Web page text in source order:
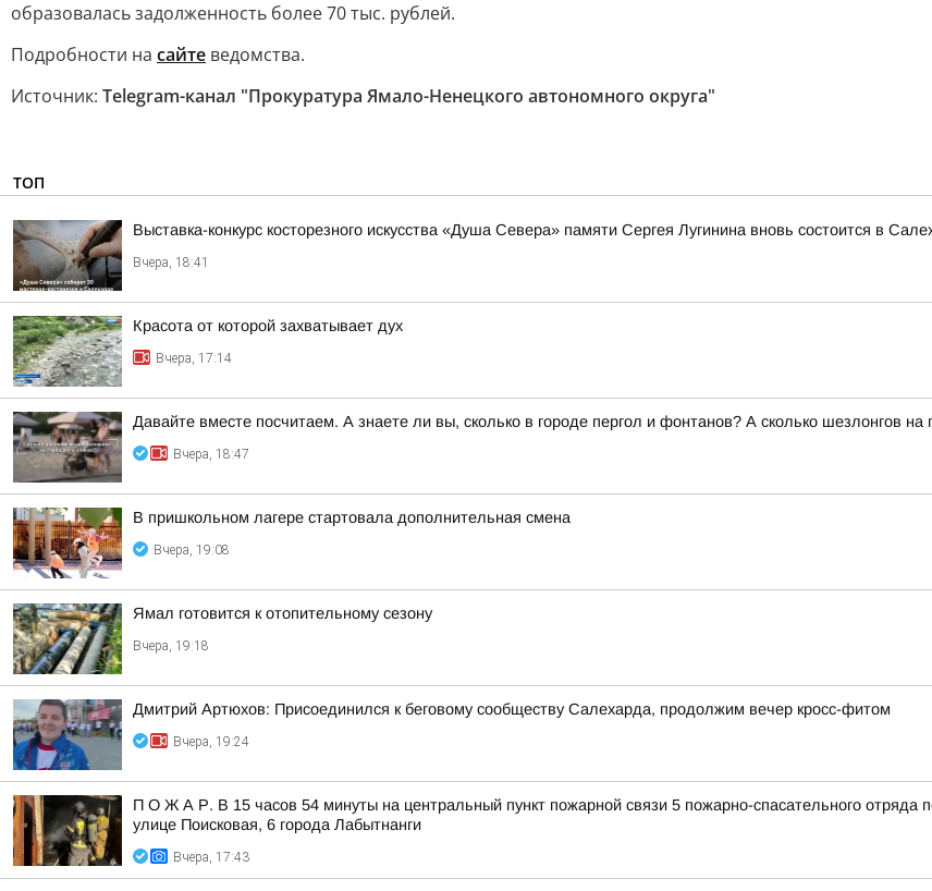
образовалась задолженность более 70 тыс. рублей.
Подробности на сайте ведомства.
Источник: Telegram-канал "Прокуратура Ямало-Ненецкого автономного округа"
ТОП
Выставка-конкурс косторезного искусства «Душа Севера» памяти Сергея Лугинина вновь состоится в
Вчера, 18:41
Красота от которой захватывает дух
Вчера, 17:14
Давайте вместе посчитаем. А знаете ли вы, сколько в городе пергол и фонтанов? А сколько шезлонгов
Вчера, 18:47
В пришкольном лагере стартовала дополнительная смена
Вчера, 19:08
Ямал готовится к отопительному сезону
Вчера, 19:18
Дмитрий Артюхов: Присоединился к беговому сообществу Салехарда, продолжим вечер кросс-фитом
Вчера, 19:24
П О Ж А Р. В 15 часов 54 минуты на центральный пункт пожарной связи 5 пожарно-спасательного отряда
улице Поисковая, 6 города Лабытнанги
Вчера, 17:43